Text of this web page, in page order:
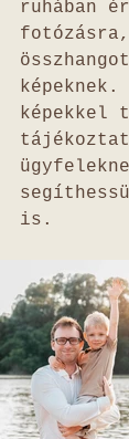
ruhában
képeknek.
képekkel
is.